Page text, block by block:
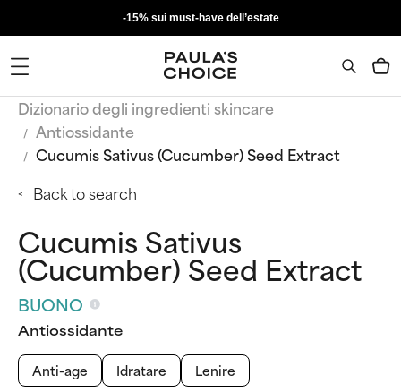
-15% sui must-have dell’estate
Dizionario degli ingredienti skincare
Antiossidante
Cucumis Sativus (Cucumber) Seed Extract
Back to search
Cucumis Sativus
(Cucumber) Seed Extract
BUONO
Antiossidante
Anti-age
Idratare Lenire